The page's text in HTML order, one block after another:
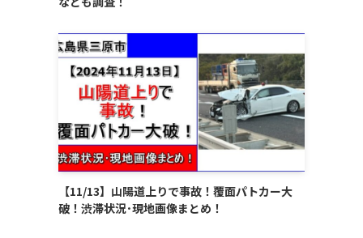
【11/13】山陽道上りで事故！覆面パトカー大
破！渋滞状況･現地画像まとめ！